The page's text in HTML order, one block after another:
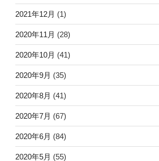
2021年12月 (1)
2020年11月 (28)
2020年10月 (41)
2020年9月 (35)
2020年8月 (41)
2020年7月 (67)
2020年6月 (84)
2020年5月 (55)